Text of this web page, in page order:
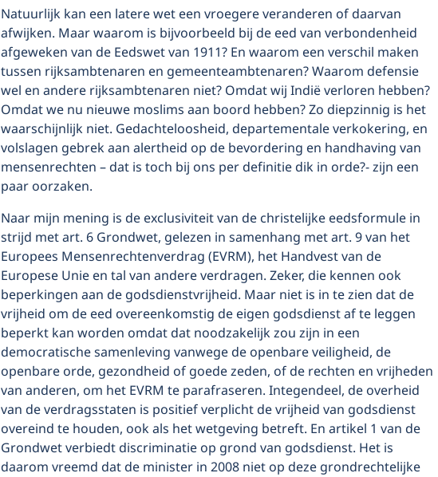
Natuurlijk kan een latere wet een vroegere veranderen of daarvan
afwijken. Maar waarom is bijvoorbeeld bij de eed van verbondenheid
afgeweken van de Eedswet van 1911? En waarom een verschil maken
tussen rijksambtenaren en gemeenteambtenaren? Waarom defensie
wel en andere rijksambtenaren niet? Omdat wij Indië verloren hebben?
Omdat we nu nieuwe moslims aan boord hebben? Zo diepzinnig is het
waarschijnlijk niet. Gedachteloosheid, departementale verkokering, en
volslagen gebrek aan alertheid op de bevordering en handhaving van
mensenrechten – dat is toch bij ons per definitie dik in orde?- zijn een
paar oorzaken.
Naar mijn mening is de exclusiviteit van de christelijke eedsformule in
strijd met art. 6 Grondwet, gelezen in samenhang met art. 9 van het
Europees Mensenrechtenverdrag (EVRM), het Handvest van de
Europese Unie en tal van andere verdragen. Zeker, die kennen ook
beperkingen aan de godsdienstvrijheid. Maar niet is in te zien dat de
vrijheid om de eed overeenkomstig de eigen godsdienst af te leggen
beperkt kan worden omdat dat noodzakelijk zou zijn in een
democratische samenleving vanwege de openbare veiligheid, de
openbare orde, gezondheid of goede zeden, of de rechten en vrijheden
van anderen, om het EVRM te parafraseren. Integendeel, de overheid
van de verdragsstaten is positief verplicht de vrijheid van godsdienst
overeind te houden, ook als het wetgeving betreft. En artikel 1 van de
Grondwet verbiedt discriminatie op grond van godsdienst. Het is
daarom vreemd dat de minister in 2008 niet op deze grondrechtelijke